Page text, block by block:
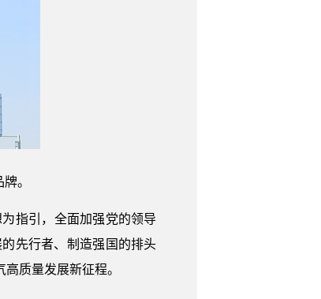
。
指引，全面加强党的领导
先行者、制造强国的排头
质量发展新征程。